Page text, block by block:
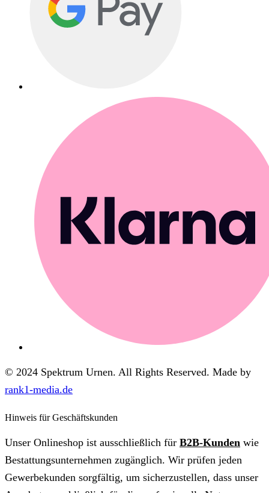
© 2024 Spektrum Urnen. All Rights Reserved. Made by
rank1-media.de
Hinweis für Geschäftskunden
Unser Onlineshop ist ausschließlich für B2B-Kunden wie
Bestattungsunternehmen zugänglich. Wir prüfen jeden
Gewerbekunden sorgfältig, um sicherzustellen, dass unser